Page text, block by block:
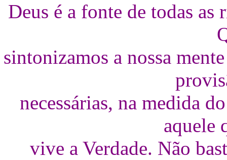
Deus é a fonte de todas as
sintonizamos a nossa
necessárias, na medida
aquele
vive a Verdade. Não